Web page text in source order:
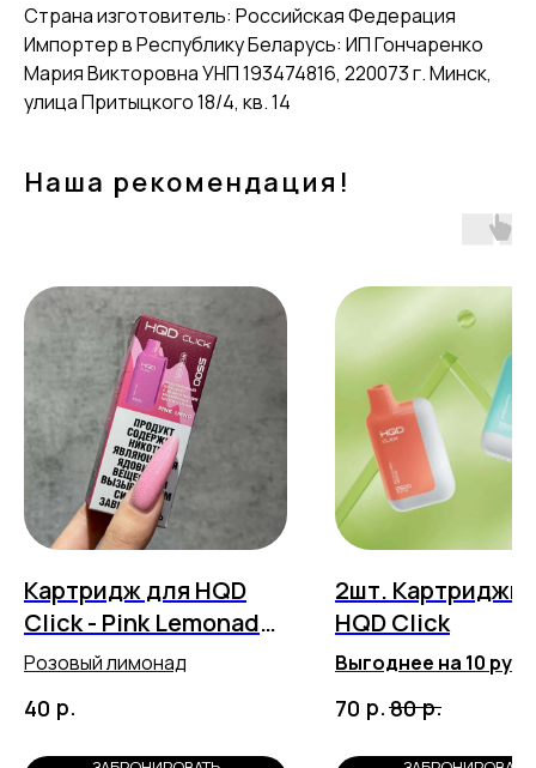
Страна изготовитель: Российская Федерация
Импортер в Республику Беларусь: ИП Гончаренко
Мария Викторовна УНП 193474816, 220073 г. Минск,
улица Притыцкого 18/4, кв. 14
Наша рекомендация!
Картридж для HQD
Click - Pink Lemonade
(5500 затяжек)
Розовый лимонад
40 р.
2шт. Картриджи
HQD Click
Выгоднее на 10
70 р. 80 р.